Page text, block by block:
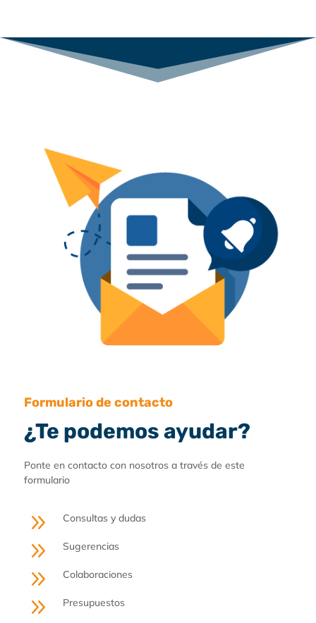
Formulario de contacto
¿Te podemos ayudar?
Ponte en contacto con nosotros a través de este
formulario
9 Consultas y dudas
9 Sugerencias
9 Colaboraciones
9 Presupuestos